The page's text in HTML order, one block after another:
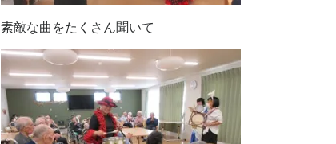
素敵な曲をたくさん聞いて